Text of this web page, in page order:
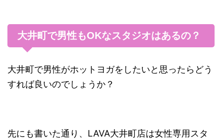
大井町で男性もOKなスタジオはあるの？
大井町で男性がホットヨガをしたいと思ったらどう
すれば良いのでしょうか？
先にも書いた通り、LAVA大井町店は女性専用スタ